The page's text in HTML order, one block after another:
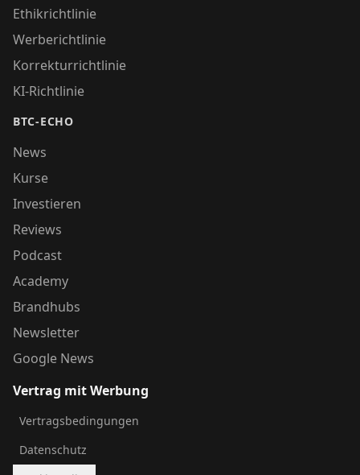
Ethikrichtlinie
Werberichtlinie
Korrekturrichtlinie
KI-Richtlinie
BTC-ECHO
News
Kurse
Investieren
Reviews
Podcast
Academy
Brandhubs
Newsletter
Google News
Vertrag mit Werbung
Vertragsbedingungen
Datenschutz